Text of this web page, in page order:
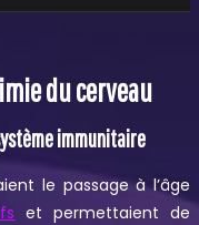
du cerveau
immunitaire
le passage à l’âge
et permettaient de